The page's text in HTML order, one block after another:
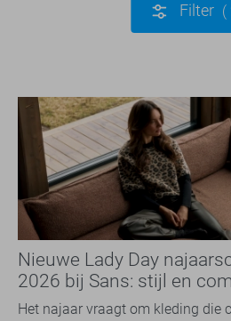
Filter
Nieuwe Lady Day
2026 bij Sans: stijl en
travelkwaliteit
Het najaar vraagt om kleding die